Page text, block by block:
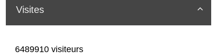

Visites
6489910 visiteurs